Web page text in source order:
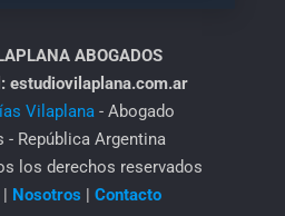
ABOGADOS
estudiovilaplana.com.ar
Vilaplana - Abogado
- República Argentina
los derechos reservados
| Nosotros | Contacto